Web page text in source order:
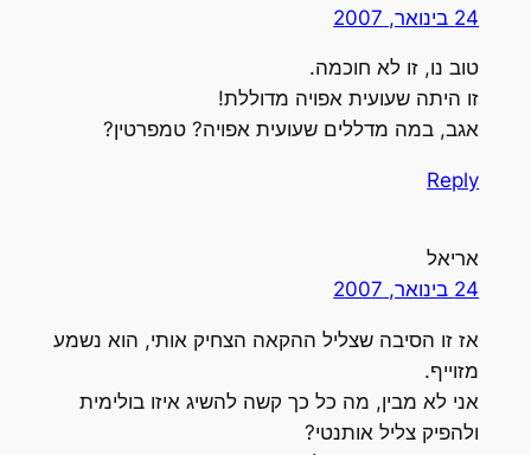
24 בינואר, 2007
טוב נו, זו לא חוכמה.
זו היתה שעועית אפויה מדוללת!
אגב, במה מדללים שעועית אפויה? טמפרטין?
Reply
אריאל
24 בינואר, 2007
אז זו הסיבה שצליל ההקאה הצחיק אותי, הוא נשמע
מזוייף.
אני לא מבין, מה כל כך קשה להשיג איזו בולימית
ולהפיק צליל אותנטי?